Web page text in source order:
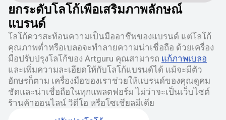
ยกระดับโลโก้เพื่อเสริมภาพลักษณ์
แบรนด์
โลโก้ควรสะท้อนความเป็นมืออาชีพของแบรนด์ แต่โลโก้
คุณภาพต่ำหรือเบลอจะทำลายความน่าเชื่อถือ ด้วยเครื่อง
มือปรับปรุงโลโก้ของ Artguru คุณสามารถ แก้ภาพเบลอ
และเพิ่มความละเอียดให้กับโลโก้แบรนด์ได้ แม้จะมีตัว
อักษรก็ตาม เครื่องมือของเราช่วยให้แบรนด์ของคุณดูคม
ชัดและน่าเชื่อถือในทุกแพลตฟอร์ม ไม่ว่าจะเป็นเว็บไซต์
ร้านค้าออนไลน์ วิดีโอ หรือโซเชียลมีเดีย